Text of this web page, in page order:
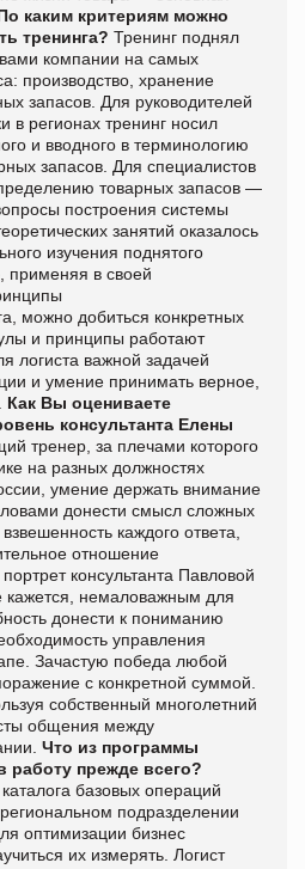
каким критериям можно
тренинга? Тренинг поднял
компании на самых
производство, хранение
запасов. Для руководителей
в регионах тренинг носил
и вводного в терминологию
запасов. Для специалистов
товарных запасов —
построения системы
занятий оказалось
изучения поднятого
применяя в своей
можно добиться конкретных
и принципы работают
логиста важной задачей
и умение принимать верное,
Как Вы оцениваете
консультанта Елены
тренер, за плечами которого
на разных должностях
умение держать внимание
донести смысл сложных
каждого ответа,
отношение
консультанта Павловой
немаловажным для
донести к пониманию
управления
Зачастую победа любой
с конкретной суммой.
собственный многолетний
общения между
Что из программы
работу прежде всего?
базовых операций
подразделении
оптимизации бизнес
их измерять. Логист